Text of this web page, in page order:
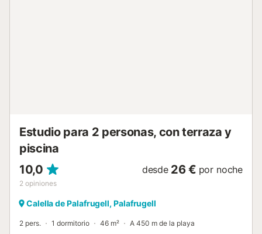
Estudio para 2 personas, con terraza y
piscina
10,0
2 opiniones
desde 26 € por noche
Calella de Palafrugell, Palafrugell
2 pers. 1 dormitorio 46 m² A 450 m de la playa